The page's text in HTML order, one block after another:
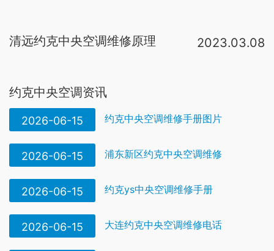
清远约克中央空调维修原理 2023.03.08
约克中央空调资讯
2026-06-15 约克中央空调维修手册图片
2026-06-15 浦东新区约克中央空调维修
2026-06-15 约克ys中央空调维修手册
2026-06-15 大连约克中央空调维修电话